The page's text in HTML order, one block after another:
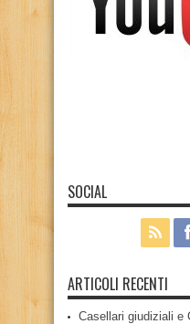
SOCIAL
ARTICOLI RECENTI
Casellari giudiziali e